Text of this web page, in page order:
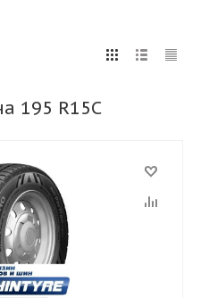
195 205
295
45 45
195 R15C